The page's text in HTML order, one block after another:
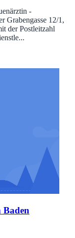
-
Grabengasse 12/1,
der Postleitzahl